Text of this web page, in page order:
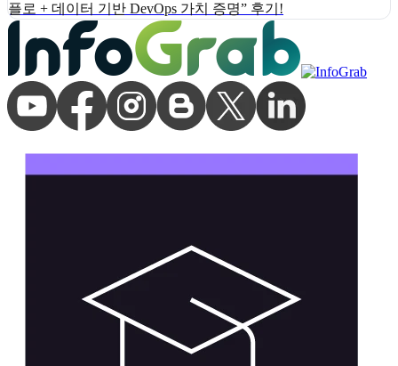
플로 + 데이터 기반 DevOps 가치 증명” 후기!